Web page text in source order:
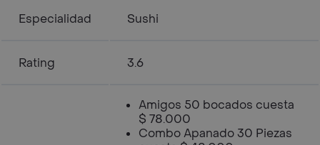
Especialidad Sushi
Rating 3.6
Amigos 50 bocados cuesta
$ 78.000
Combo Apanado 30 Piezas